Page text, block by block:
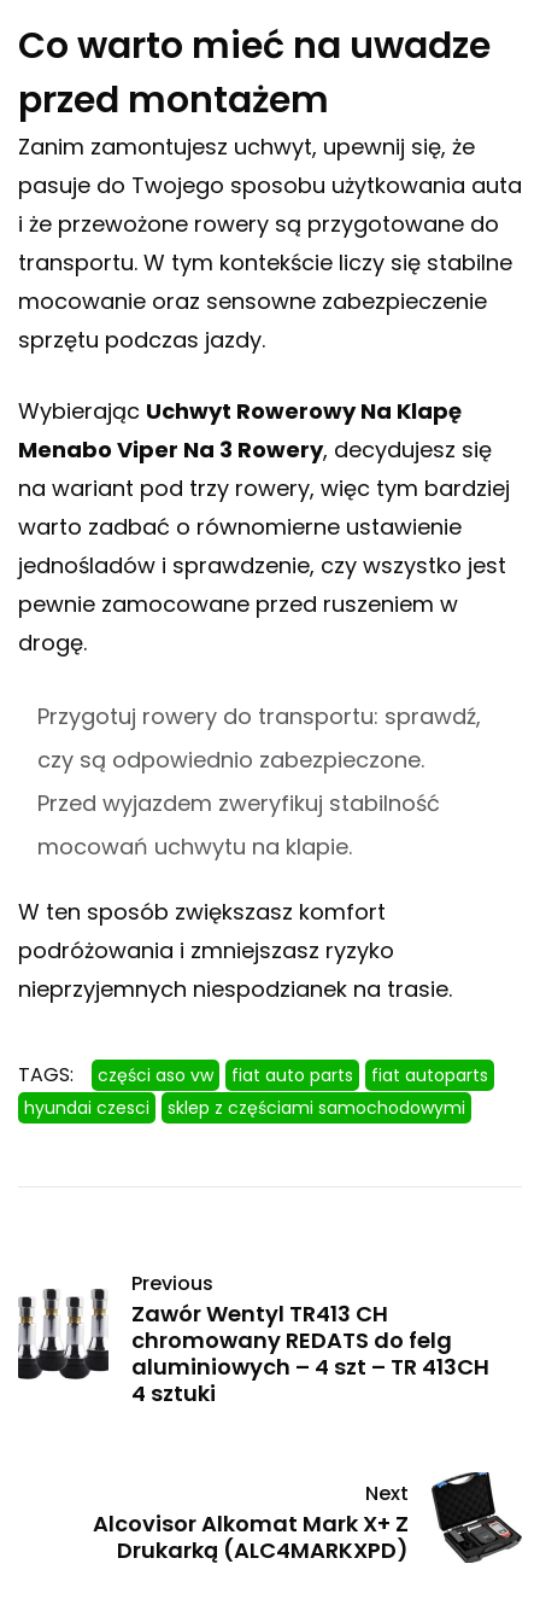
Co warto mieć na uwadze
przed montażem
Zanim zamontujesz uchwyt, upewnij się, że
pasuje do Twojego sposobu użytkowania auta
i że przewożone rowery są przygotowane do
transportu. W tym kontekście liczy się stabilne
mocowanie oraz sensowne zabezpieczenie
sprzętu podczas jazdy.
Wybierając Uchwyt Rowerowy Na Klapę
Menabo Viper Na 3 Rowery, decydujesz się
na wariant pod trzy rowery, więc tym bardziej
warto zadbać o równomierne ustawienie
jednośladów i sprawdzenie, czy wszystko jest
pewnie zamocowane przed ruszeniem w
drogę.
Przygotuj rowery do transportu: sprawdź,
czy są odpowiednio zabezpieczone.
Przed wyjazdem zweryfikuj stabilność
mocowań uchwytu na klapie.
W ten sposób zwiększasz komfort
podróżowania i zmniejszasz ryzyko
nieprzyjemnych niespodzianek na trasie.
TAGS: części aso vw fiat auto parts
fiat autoparts
hyundai czesci
sklep z częściami samochodowymi
Previous
Zawór Wentyl TR413 CH
chromowany REDATS do felg
aluminiowych – 4 szt – TR 413CH
4 sztuki
Next
Alcovisor Alkomat Mark X+ Z
Drukarką (ALC4MARKXPD)